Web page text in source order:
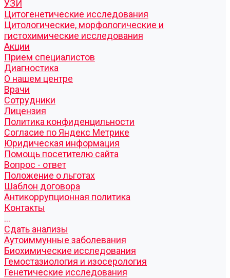
УЗИ
Цитогенетические исследования
Цитологические, морфологические и
гистохимические исследования
Акции
Прием специалистов
Диагностика
О нашем центре
Врачи
Сотрудники
Лицензия
Политика конфиденцильности
Согласие по Яндекс Метрике
Юридическая информация
Помощь посетителю сайта
Вопрос - ответ
Положение о льготах
Шаблон договора
Антикоррупционная политика
Контакты
...
Cдать анализы
Аутоиммунные заболевания
Биохимические исследования
Гемостазиология и изосерология
Генетические исследования